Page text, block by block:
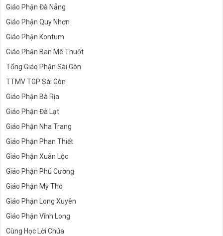
Giáo Phận Đà Nẵng
Giáo Phận Quy Nhơn
Giáo Phận Kontum
Giáo Phận Ban Mê Thuột
Tổng Giáo Phận Sài Gòn
TTMV TGP Sài Gòn
Giáo Phận Bà Rịa
Giáo Phận Đà Lạt
Giáo Phận Nha Trang
Giáo Phận Phan Thiết
Giáo Phận Xuân Lộc
Giáo Phận Phú Cường
Giáo Phận Mỹ Tho
Giáo Phận Long Xuyên
Giáo Phận Vĩnh Long
Cùng Học Lời Chúa